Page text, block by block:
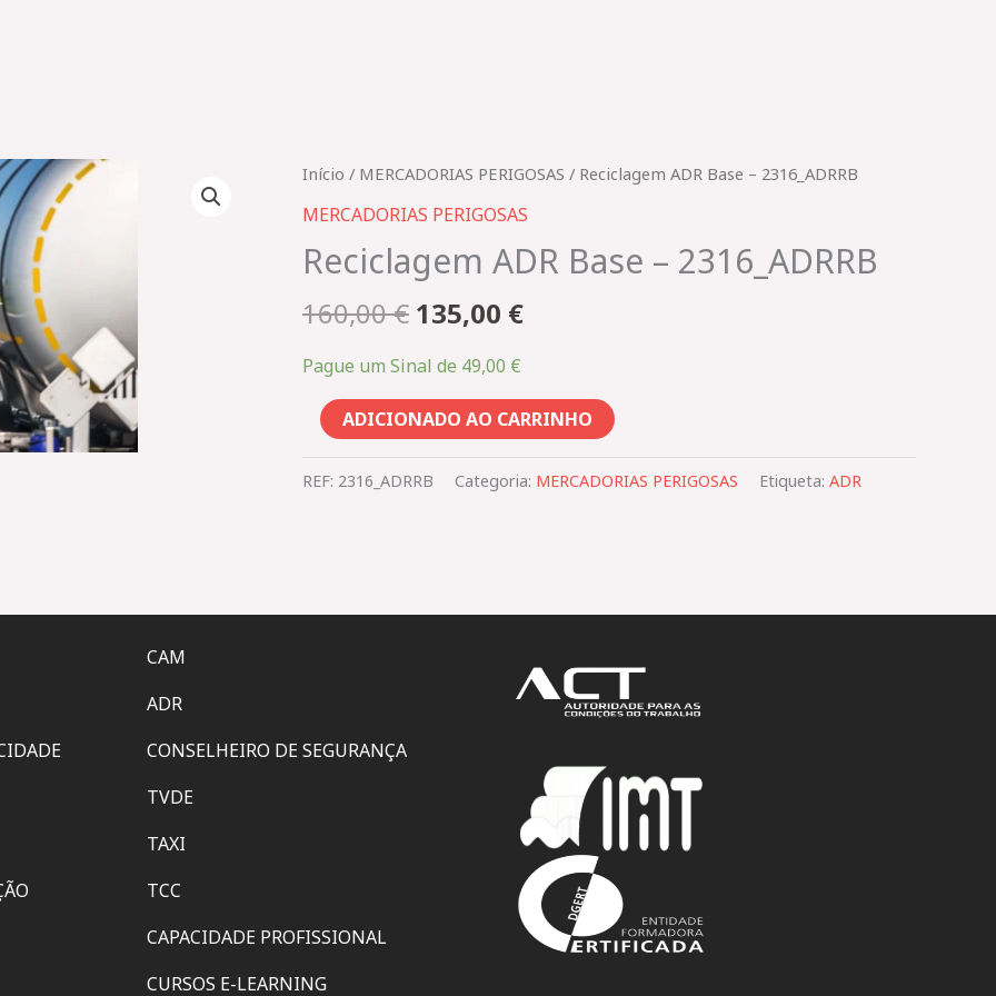
Início / MERCADORIAS PERIGOSAS​ / Reciclagem ADR Base – 2316_ADRRB
MERCADORIAS PERIGOSAS​
Reciclagem ADR Base – 2316_ADRRB
160,00€
O
preço
original
era:
160,00 €.
135,00 €
O
preço
atual
é:
Pague um Sinal de 49,00 €
Quantidade
de
ADR
–
ADICIONADO AO CARRINHO
REF: 2316_ADRRB Categoria: MERCADORIAS PERIGOSAS​ Etiqueta: ADR
CAM
ADR
CONSELHEIRO DE SEGURANÇA
TVDE
TAXI
TCC
CAPACIDADE PROFISSIONAL
CURSOS E-LEARNING